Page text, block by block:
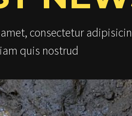
consectetur
quis nostrud